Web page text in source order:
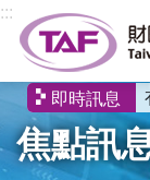
跳到中央內容區塊
:::
即時訊息
焦點訊